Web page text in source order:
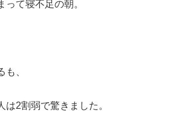
って寝不足の朝。
も、
は2割弱で驚きました。